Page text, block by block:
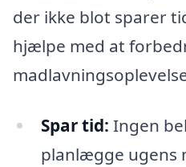
der ikke blot sparer
hjælpe med at
Spar tid: Ingen
planlægge ugens